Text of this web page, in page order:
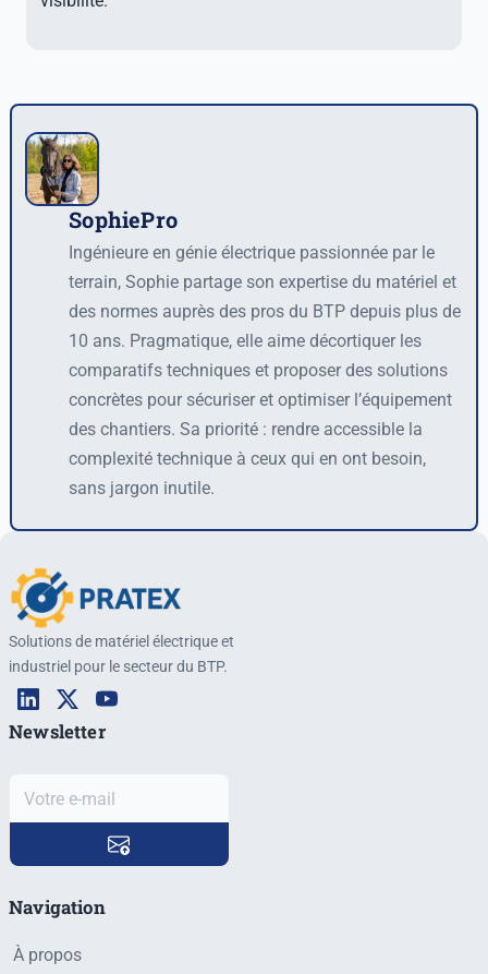
AuteurSophiePro
Ingénieure en génie électrique passionnée par le
terrain, Sophie partage son expertise du matériel et
des normes auprès des pros du BTP depuis plus de
10 ans. Pragmatique, elle aime décortiquer les
comparatifs techniques et proposer des solutions
concrètes pour sécuriser et optimiser l’équipement
des chantiers. Sa priorité : rendre accessible la
complexité technique à ceux qui en ont besoin,
sans jargon inutile.
Solutions de matériel électrique et
industriel pour le secteur du BTP.
Navigation
À propos
Newsletter